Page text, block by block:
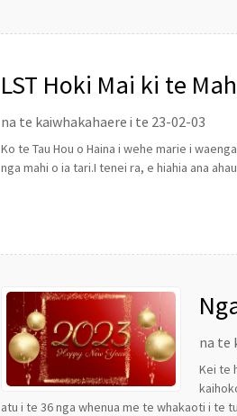
LST Hoki Mai ki te
na te kaiwhakahaere i te 23-02-03
Ko te Tau Hou o Haina i wehe marie i
nga mahi o ia tari.I tenei ra, e hiahia ana
na te
Kei te
atu i te 36 nga whenua me te whakaoti i te